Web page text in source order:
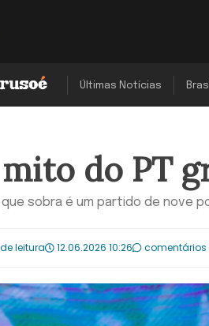
Últimas Notícias
do PT
sobra é um partido de nove
leitura 12.06.2026 10:26 comentários